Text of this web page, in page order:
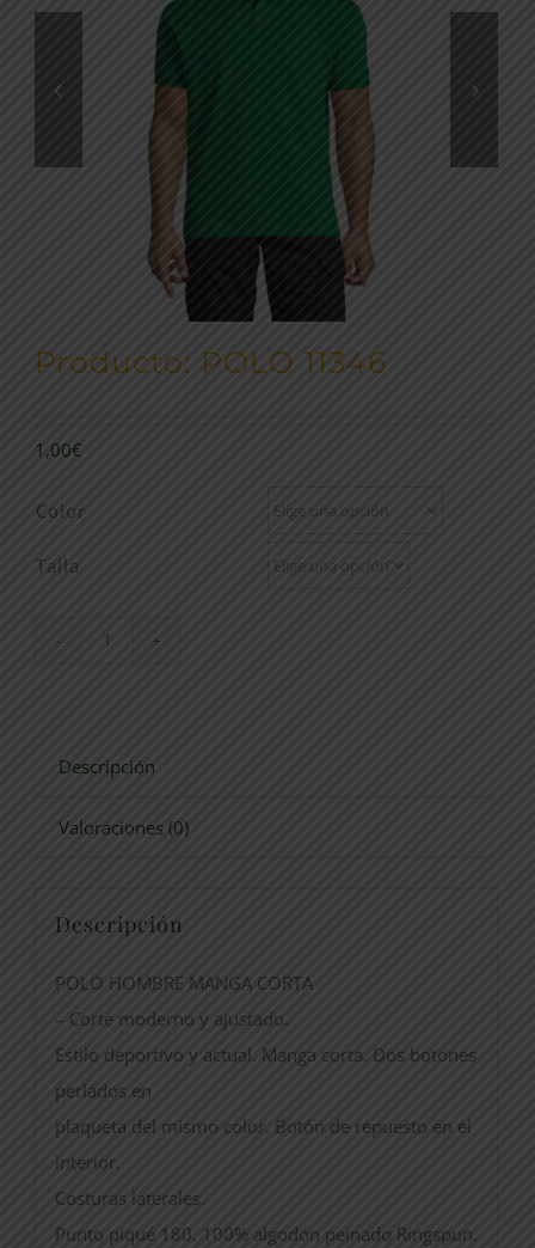
Producto: POLO 11346
1,00€
Color
Talla
Descripción
Valoraciones (0)
Descripción
POLO HOMBRE MANGA CORTA
– Corte moderno y ajustado.
Estilo deportivo y actual. Manga corta. Dos botones
perlados en
plaqueta del mismo color. Botón de repuesto en el
interior.
Costuras laterales.
Punto piqué 180. 100% algodón peinado Ringspun.